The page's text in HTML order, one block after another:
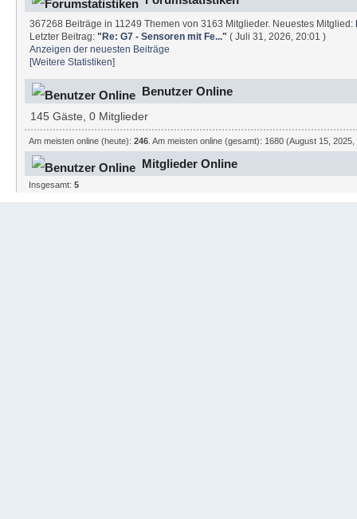
367268 Beiträge in 11249 Themen von 3163 Mitglieder. Neuestes Mitglied:
Letzter Beitrag:" Re: G7 - Sensoren mit Fe..." ( Juli 31, 2026, 20:01 )
Anzeigen der neuesten Beiträge
[Weitere Statistiken]
Benutzer Online
145 Gäste, 0 Mitglieder
Am meisten online (heute):246 . Am meisten online (gesamt): 1680 (August 15,
Mitglieder Online
Insgesamt:5